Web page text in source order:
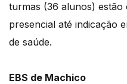
turmas (36 alunos) estão
presencial até indicação
de saúde.
EBS de Machico